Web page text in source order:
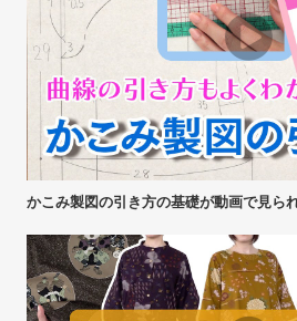
かこみ製図の引き方の基礎が動画で見ら